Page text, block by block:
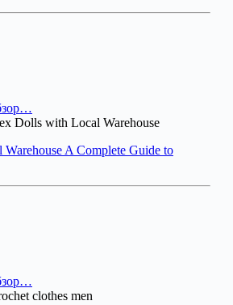
Dolls with Local Warehouse
A Complete Guide to
clothes men